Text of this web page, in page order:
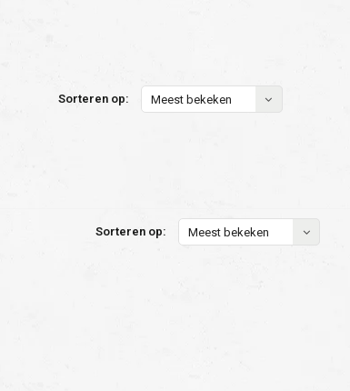
Sorteren op: Meest bekeken
Sorteren op: Meest bekeken